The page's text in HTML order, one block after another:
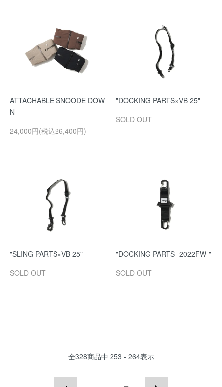
ATTACHABLE SNOODE DOW
N
24,000円(税込26,400円)
"DOCKING PARTS×VB 25"
SOLD OUT
"SLING PARTS×VB 25"
SOLD OUT
"DOCKING PARTS -2022FW-"
SOLD OUT
全328商品中 253 - 264表示